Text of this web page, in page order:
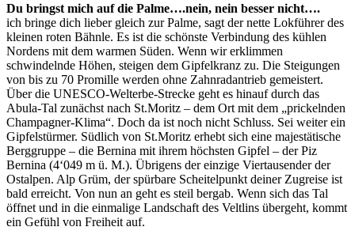
Du bringst mich auf die Palme….nein, nein besser nicht….
ich bringe dich lieber gleich zur Palme, sagt der nette Lokführer des
kleinen roten Bähnle. Es ist die schönste Verbindung des kühlen
Nordens mit dem warmen Süden. Wenn wir erklimmen
schwindelnde Höhen, steigen dem Gipfelkranz zu. Die Steigungen
von bis zu 70 Promille werden ohne Zahnradantrieb gemeistert.
Über die UNESCO-Welterbe-Strecke geht es hinauf durch das
Abula-Tal zunächst nach St.Moritz – dem Ort mit dem „prickelnden
Champagner-Klima“. Doch da ist noch nicht Schluss. Sei weiter ein
Gipfelstürmer. Südlich von St.Moritz erhebt sich eine majestätische
Berggruppe – die Bernina mit ihrem höchsten Gipfel – der Piz
Bernina (4‘049 m ü. M.). Übrigens der einzige Viertausender der
Ostalpen. Alp Grüm, der spürbare Scheitelpunkt deiner Zugreise ist
bald erreicht. Von nun an geht es steil bergab. Wenn sich das Tal
öffnet und in die einmalige Landschaft des Veltlins übergeht, kommt
ein Gefühl von Freiheit auf.